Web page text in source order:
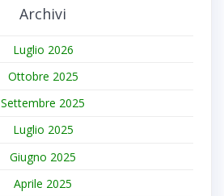
Archivi
Luglio 2026
Ottobre 2025
Settembre 2025
Luglio 2025
Giugno 2025
Aprile 2025